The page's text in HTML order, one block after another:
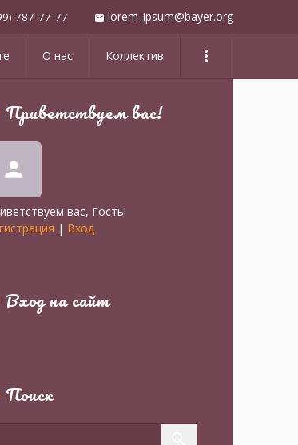
787-77-77 mail lorem_ipsum@bayer.org
О нас Коллектив more_vert
Приветствуем вас!
person
вас, Гость!
| Вход
Вход на сайт
Поиск